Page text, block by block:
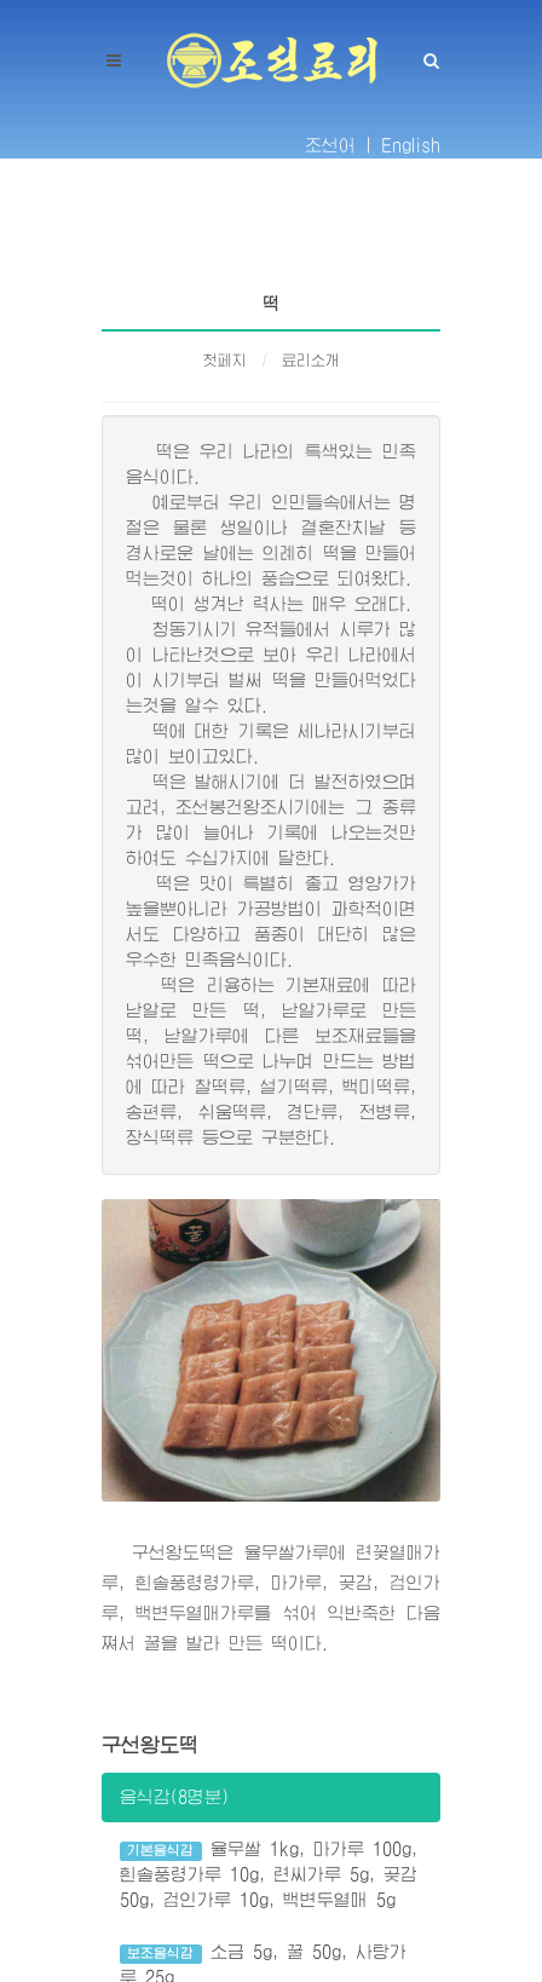
조선어 | English
떡
첫페지 료리소개
떡은 우리 나라의 특색있는 민족
음식이다.
예로부터 우리 인민들속에서는 명
절은 물론 생일이나 결혼잔치날 등
경사로운 날에는 의례히 떡을 만들어
먹는것이 하나의 풍습으로 되여왔다.
떡이 생겨난 력사는 매우 오래다.
청동기시기 유적들에서 시루가 많
이 나타난것으로 보아 우리 나라에서
이 시기부터 벌써 떡을 만들어먹었다
는것을 알수 있다.
떡에 대한 기록은 세나라시기부터
많이 보이고있다.
떡은 발해시기에 더 발전하였으며
고려, 조선봉건왕조시기에는 그 종류
가 많이 늘어나 기록에 나오는것만
하여도 수십가지에 달한다.
떡은 맛이 특별히 좋고 영양가가
높을뿐아니라 가공방법이 과학적이면
서도 다양하고 품종이 대단히 많은
우수한 민족음식이다.
떡은 리용하는 기본재료에 따라
낟알로 만든 떡, 낟알가루로 만든
떡, 낟알가루에 다른 보조재료들을
섞어만든 떡으로 나누며 만드는 방법
에 따라 찰떡류, 설기떡류, 백미떡류,
송편류, 쉬움떡류, 경단류, 전병류,
장식떡류 등으로 구분한다.
구선왕도떡은 율무쌀가루에 련꽃열매가
루, 흰솔풍령령가루, 마가루, 곶감, 검인가
루, 백변두열매가루를 섞어 익반죽한 다음
쪄서 꿀을 발라 만든 떡이다.
구선왕도떡
음식감(8명분)
기본음식감
율무쌀 1kg, 마가루 100g,
흰솔풍령가루 10g, 련씨가루 5g, 곶감
50g, 검인가루 10g, 백변두열매 5g
보조음식감
소금 5g, 꿀 50g, 사탕가
루 25g